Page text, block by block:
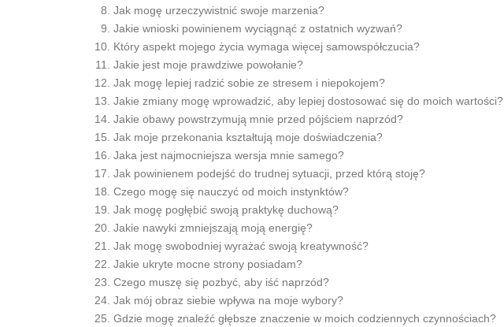
Jak mogę urzeczywistnić swoje marzenia?
Jakie wnioski powinienem wyciągnąć z ostatnich wyzwań?
Który aspekt mojego życia wymaga więcej samowspółczucia?
Jakie jest moje prawdziwe powołanie?
Jak mogę lepiej radzić sobie ze stresem i niepokojem?
Jakie zmiany mogę wprowadzić, aby lepiej dostosować się do moich wartości?
Jakie obawy powstrzymują mnie przed pójściem naprzód?
Jak moje przekonania kształtują moje doświadczenia?
Jaka jest najmocniejsza wersja mnie samego?
Jak powinienem podejść do trudnej sytuacji, przed którą stoję?
Czego mogę się nauczyć od moich instynktów?
Jak mogę pogłębić swoją praktykę duchową?
Jakie nawyki zmniejszają moją energię?
Jak mogę swobodniej wyrażać swoją kreatywność?
Jakie ukryte mocne strony posiadam?
Czego muszę się pozbyć, aby iść naprzód?
Jak mój obraz siebie wpływa na moje wybory?
Gdzie mogę znaleźć głębsze znaczenie w moich codziennych czynnościach?